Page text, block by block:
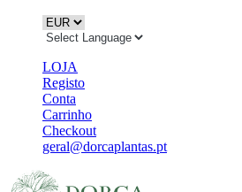
LOJA
Registo
Conta
Carrinho
Checkout
geral@dorcaplantas.pt